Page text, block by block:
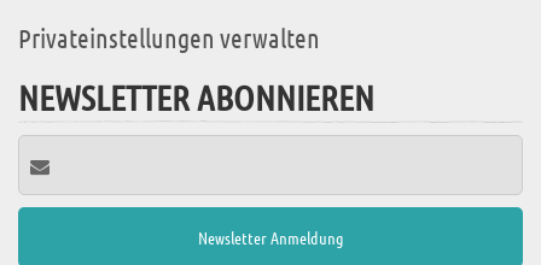
Privateinstellungen verwalten
NEWSLETTER ABONNIEREN